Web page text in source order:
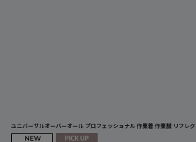
ユニバーサルオーバーオール プロフェッショナル 作業着 作業服 リフレ